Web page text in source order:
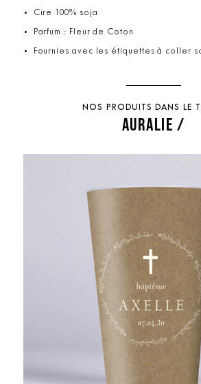
Cire 100% soja
Parfum : Fleur de Coton
Fournies avec les étiquettes à coller
NOS PRODUITS DANS LE
AURALIE /